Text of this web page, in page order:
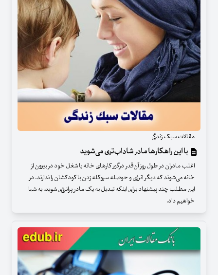
مقالات سبک زندگی
با این راهکارها مادر شاداب‌تری می‌شوید
اغلب مادران در طول روز آن‌قدر درگیر کارهای خانه یا شغل خود در بیرون از
خانه می‌شوند که دیگر انرژی و حوصله سروکله زدن با کودکشان را ندارند. در
این مطلب چند پیشنهاد برای اینکه تبدیل به یک مادر پرانرژی شوید، به شما
خواهیم داد.